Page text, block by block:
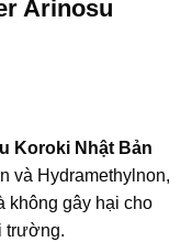
Arinosu
Koroki Nhật Bản
và Hydramethylnon,
không gây hại cho
trường.